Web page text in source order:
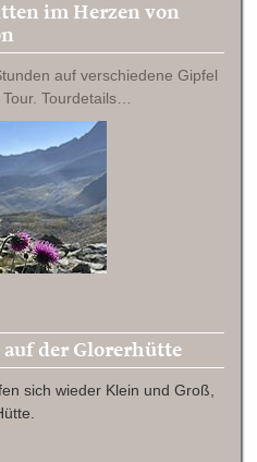
im Herzen von
auf verschiedene Gipfel
Tourdetails…
der Glorerhütte
sich wieder Klein und Groß,